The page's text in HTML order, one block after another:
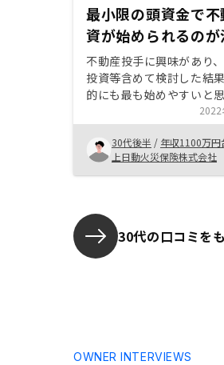
最小限の頭資金で
資が始められるの
不動産投手に興味があり
投資等含めて検討した結
的にも最も始めやすいと
め。また、物件選定にあ
担当営業を信頼できたた
で、最終的な収支シミュ
については税金が含められ
ため、疑問が残る。
2022
30代後半 / 年収1100万円
上日動火災保険株式会社
30代の口コミを
OWNER INTERVIEWS